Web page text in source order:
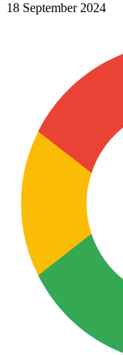
18 September 2024